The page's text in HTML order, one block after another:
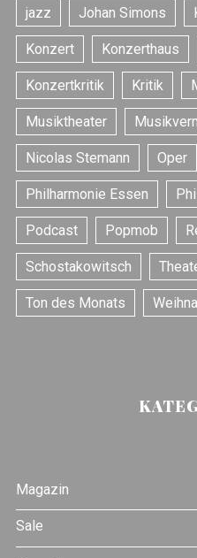
jazz Johan Simons
Konzert Konzerthaus
Konzertkritik Kritik
Musiktheater
Nicolas Stemann Oper
Philharmonie Essen
Podcast Popmob
Schostakowitsch
Ton des Monats
Magazin
Sale